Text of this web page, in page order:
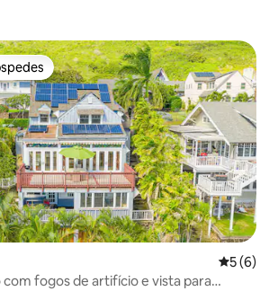
5 de
5 (6)
com fogos de artifício e vista para